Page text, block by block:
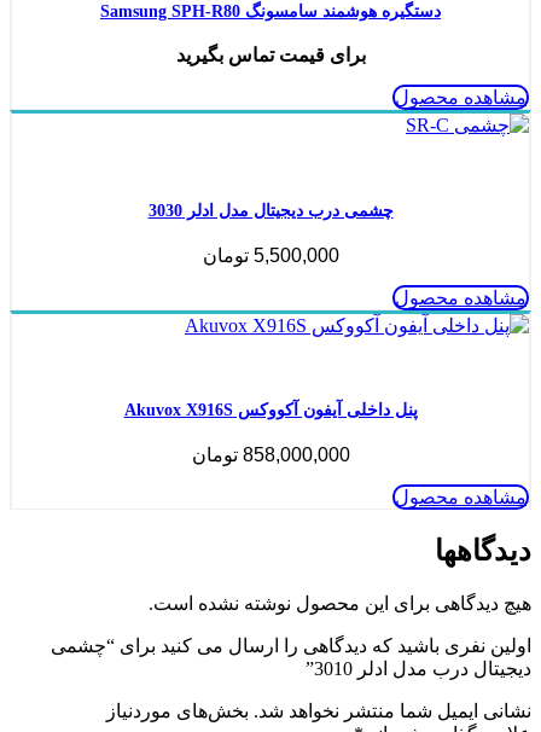
دستگیره هوشمند سامسونگ Samsung SPH-R80
برای قیمت تماس بگیرید
مشاهده محصول
چشمی درب دیجیتال مدل ادلر 3030
5,500,000 تومان
مشاهده محصول
پنل داخلی آیفون آکووکس Akuvox X916S
858,000,000 تومان
مشاهده محصول
دیدگاهها
هیچ دیدگاهی برای این محصول نوشته نشده است.
اولین نفری باشید که دیدگاهی را ارسال می کنید برای “چشمی
دیجیتال درب مدل ادلر 3010”
نشانی ایمیل شما منتشر نخواهد شد. بخش‌های موردنیاز